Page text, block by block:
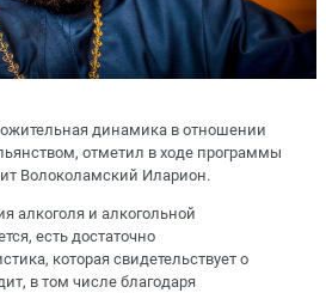
динамика в отношении
отметил в ходе программы
Волоколамский Иларион.
алкоголя и алкогольной
есть достаточно
которая свидетельствует о
в том числе благодаря